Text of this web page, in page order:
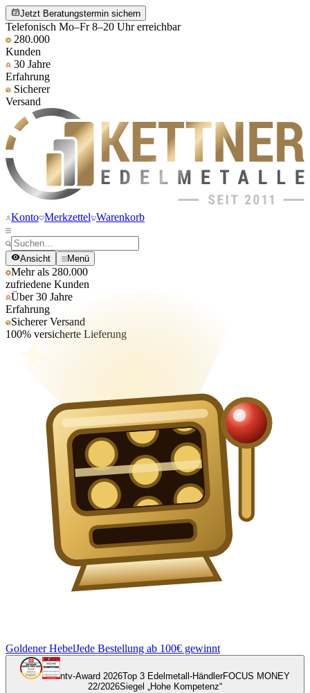
Jetzt Beratungstermin sichern
Telefonisch Mo–Fr 8–20 Uhr erreichbar
280.000
Kunden
30 Jahre
Erfahrung
Sicherer
Versand
Konto Merkzettel Warenkorb
Ansicht Menü
Mehr als 280.000
zufriedene Kunden
Über 30 Jahre
Erfahrung
Sicherer Versand
100% versicherte Lieferung
Goldener HebelJede Bestellung ab 100€ gewinnt
ntv-Award 2026Top 3 Edelmetall-HändlerFOCUS MONEY
22/2026Siegel „Hohe Kompetenz“